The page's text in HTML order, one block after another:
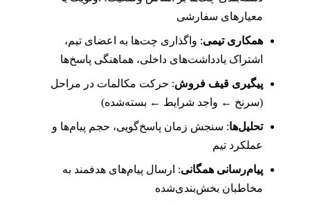
معیارهای سفارشی
همکاری تیمی: واگذاری چت‌ها به اعضای تیم،
اشتراک یادداشت‌های داخلی، هماهنگی پاسخ‌ها
پیگیری قیف فروش : حرکت مکالمات در مراحل
(سرنخ ← واجد شرایط ← بسته‌شده)
تحلیل‌ها: سنجش زمان پاسخ‌گویی، حجم پیام‌ها و
عملکرد تیم
پیام‌رسانی همگانی: ارسال پیام‌های هدفمند به
مخاطبان بخش‌بندی‌شده